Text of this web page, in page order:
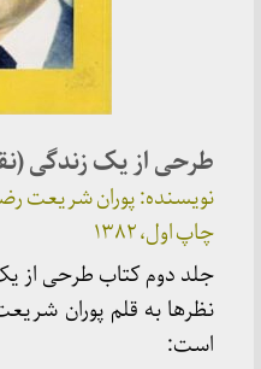
طرحی از یک زندگی
نویسنده: پوران شریعت
چاپ اول، ۱۳۸۲
جلد دوم کتاب طرحی از
نظرها به قلم پوران
است: